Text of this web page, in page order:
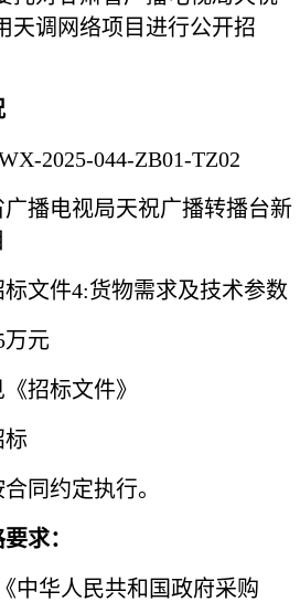
天调网络项目 进行公开招
2025-044-ZB01-TZ02
广播电视局天祝广播转播台新
文件4:货物需求及技术参数
元
招标文件》
标
同约定执行。
求：
中华人民共和国政府采购